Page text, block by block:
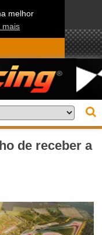
melhor
mais
de receber a